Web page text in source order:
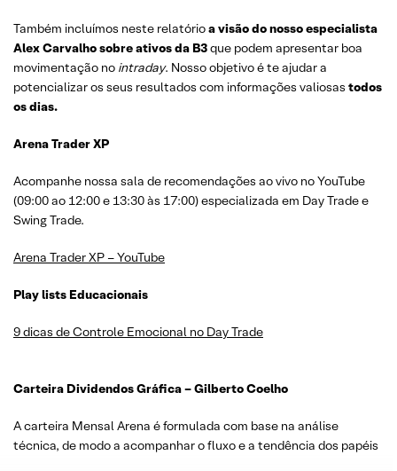
Também incluímos neste relatórioa visão do nosso especialista
Alex Carvalho sobre ativos da B3que podem apresentar boa
movimentação no intraday. Nosso objetivo é te ajudar a
potencializar os seus resultados com informações valiosas todos
os dias.
Arena Trader XP
Acompanhe nossa sala de recomendações ao vivo no YouTube
(09:00 ao 12:00 e 13:30 às 17:00) especializada em Day Trade e
Swing Trade.
Arena Trader XP – YouTube
Play lists Educacionais
9 dicas de Controle Emocional no Day Trade
Carteira Dividendos Gráfica – Gilberto Coelho
A carteira Mensal Arena é formulada com base na análise
técnica, de modo a acompanhar o fluxo e a tendência dos papéis